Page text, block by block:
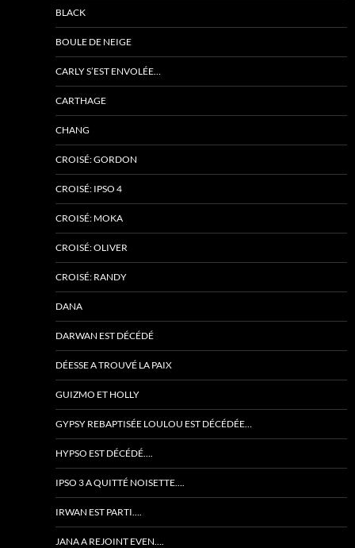
BLACK
BOULE DE NEIGE
CARLY S’EST ENVOLÉE…
CARTHAGE
CHANG
CROISÉ: GORDON
CROISÉ: IPSO 4
CROISÉ: MOKA
CROISÉ: OLIVER
CROISÉ: RANDY
DANA
DARWAN EST DÉCÉDÉ
DÉESSE A TROUVÉ LA PAIX
GUIZMO ET HOLLY
GYPSY REBAPTISÉE LOULOU EST DÉCÉDÉE…
HYPSO EST DÉCÉDÉ….
IPSO 3 A QUITTÉ NOISETTE….
IRWAN EST PARTI….
JANA A REJOINT EVEN….